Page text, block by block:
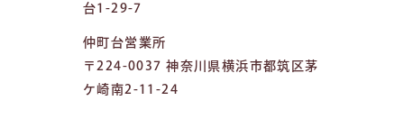
台1-29-7
仲町台営業所
〒224-0037 神奈川県横浜市都筑区茅
ケ崎南2-11-24